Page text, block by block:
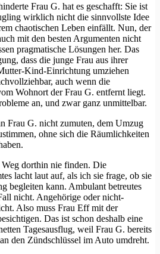
Frau G. hat es geschafft: Sie ist
wirklich nicht die sinnvollste Idee
chaotischen Leben einfällt. Nun, der
mit den besten Argumenten nicht
pragmatische Lösungen her. Das
dass die junge Frau aus ihrer
Kind-Einrichtung umziehen
auch wenn die
Wohnort der Frau G. entfernt liegt.
an, und zwar ganz unmittelbar.
Frau G. nicht zumuten, dem Umzug
ohne sich die Räumlichkeiten
dorthin nie finden. Die
lacht laut auf, als ich sie frage, ob sie
begleiten kann. Ambulant betreutes
nicht. Angehörige oder nicht-
Also muss Frau Eff mit der
Das ist schon deshalb eine
Tagesausflug, weil Frau G. bereits
den Zündschlüssel im Auto umdreht.